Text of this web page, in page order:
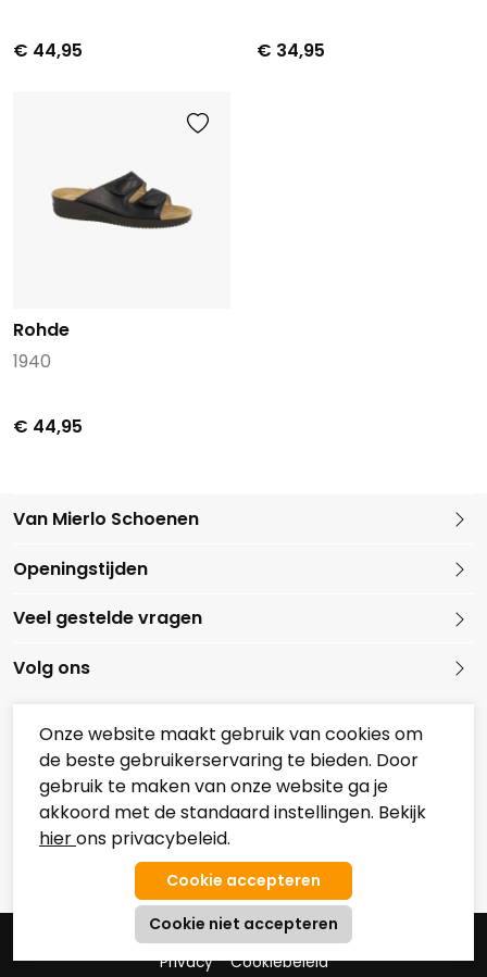
€ 44,95 € 34,95
Rohde
1940
€ 44,95
Van Mierlo Schoenen
Openingstijden
Overzicht Koopzondagen
Veel gestelde vragen
Volg ons
Onze partners
© 2026 Van Mierlo Schoenen
Algemene Voorwaarden
Privacy
Cookiebeleid
Onze website maakt gebruik van cookies om
de beste gebruikerservaring te bieden. Door
gebruik te maken van onze website ga je
akkoord met de standaard instellingen. Bekijk
hierons privacybeleid.